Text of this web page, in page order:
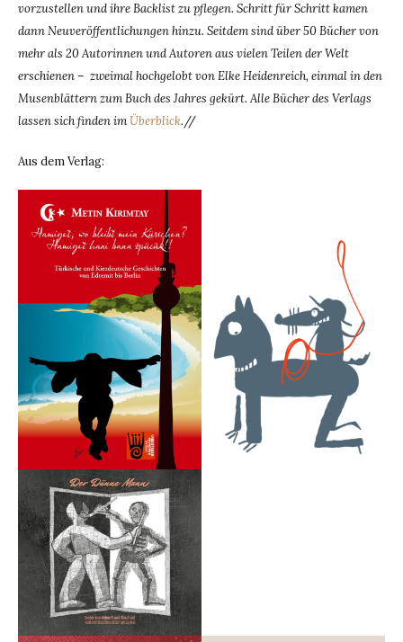
vorzustellen und ihre Backlist zu pflegen. Schritt für Schritt kamen
dann Neuveröffentlichungen hinzu. Seitdem sind über 50 Bücher von
mehr als 20 Autorinnen und Autoren aus vielen Teilen der Welt
erschienen – zweimal hochgelobt von Elke Heidenreich, einmal in den
Musenblättern zum Buch des Jahres gekürt. Alle Bücher des Verlags
lassen sich finden imÜberblick.//
Aus dem Verlag: